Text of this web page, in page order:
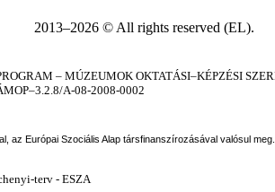
2013–2026 © All rights reserved (EL).
– MÚZEUMOK OKTATÁSI–KÉPZÉSI
A-08-2008-0002
az Európai Szociális Alap társfinanszírozásával valósul meg.